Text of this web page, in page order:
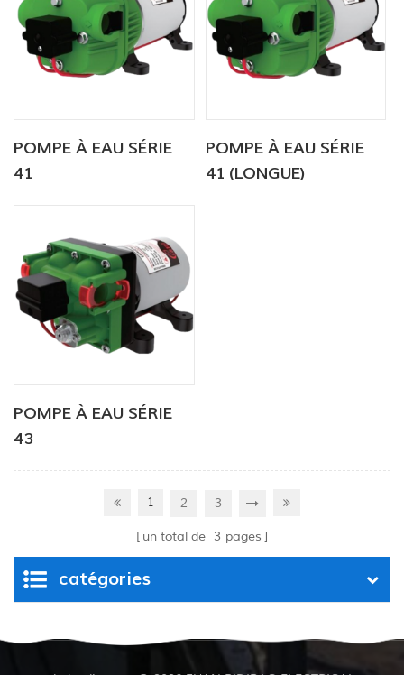
POMPE À EAU SÉRIE
41
POMPE À EAU SÉRIE
41 (LONGUE)
POMPE À EAU SÉRIE
43
1 2 3
un total de 3 pages
catégories